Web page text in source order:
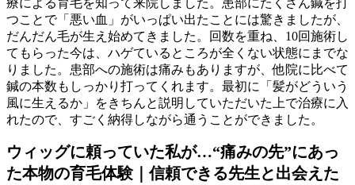
療による育毛を知って来院しました。患部にたくさん鍼を打
つことで「悪い血」がいっぱい出たことには驚きましたが、
だんだん毛が生え始めてきました。回数を重ね、10回施術し
てもらった今は、ハゲているところが全くない状態にまでな
りました。患部への施術は痛みもありますが、他院に比べて
鍼の本数もしっかり打ってくれます。最初に「髪がどういう
風に生えるか」をきちんと説明していただいた上で治療に入
れたので、すごく納得しながら通うことができました。
ウィッグに頼っていた私が…“痛みの先”にあっ
た本物の育毛体験｜信頼できる先生と出会えた